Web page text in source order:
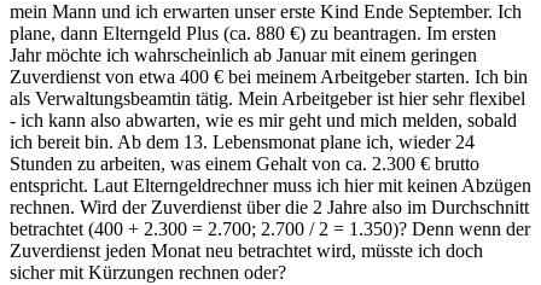
mein Mann und ich erwarten unser erste Kind Ende September. Ich
plane, dann Elterngeld Plus (ca. 880 €) zu beantragen. Im ersten
Jahr möchte ich wahrscheinlich ab Januar mit einem geringen
Zuverdienst von etwa 400 € bei meinem Arbeitgeber starten. Ich bin
als Verwaltungsbeamtin tätig. Mein Arbeitgeber ist hier sehr flexibel
- ich kann also abwarten, wie es mir geht und mich melden, sobald
ich bereit bin. Ab dem 13. Lebensmonat plane ich, wieder 24
Stunden zu arbeiten, was einem Gehalt von ca. 2.300 € brutto
entspricht. Laut Elterngeldrechner muss ich hier mit keinen Abzügen
rechnen. Wird der Zuverdienst über die 2 Jahre also im Durchschnitt
betrachtet (400 + 2.300 = 2.700; 2.700 / 2 = 1.350)? Denn wenn der
Zuverdienst jeden Monat neu betrachtet wird, müsste ich doch
sicher mit Kürzungen rechnen oder?